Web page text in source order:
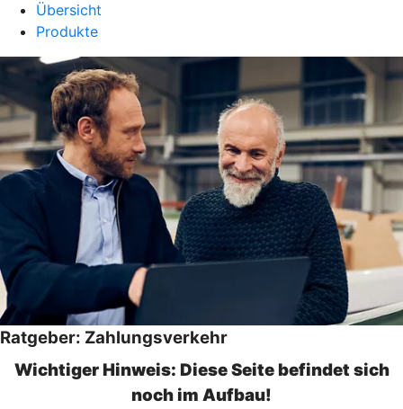
Übersicht
Produkte
Ratgeber: Zahlungsverkehr
Wichtiger Hinweis: Diese Seite befindet sich
noch im Aufbau!